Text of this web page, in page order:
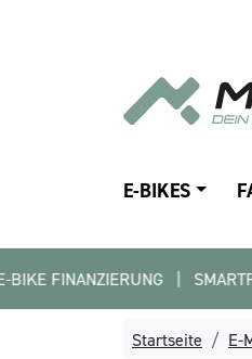
E-BIKES
|   SMARTFIT FINDE
Startseite E-